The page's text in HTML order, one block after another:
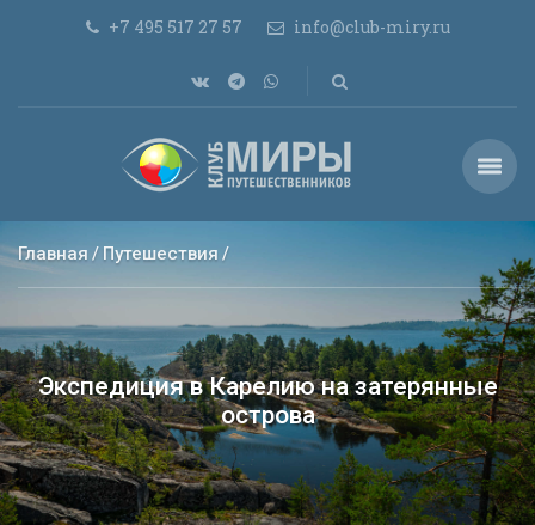
+7 495 517 27 57 info@club-miry.ru
Главная Путешествия
Экспедиция в Карелию на затерянные
острова